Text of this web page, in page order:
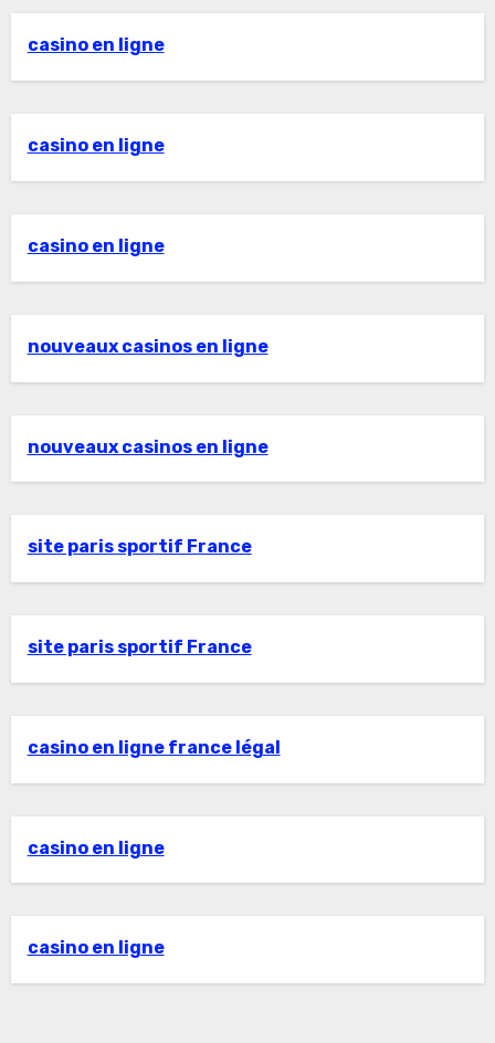
casino en ligne
casino en ligne
casino en ligne
nouveaux casinos en ligne
nouveaux casinos en ligne
site paris sportif France
site paris sportif France
casino en ligne france légal
casino en ligne
casino en ligne